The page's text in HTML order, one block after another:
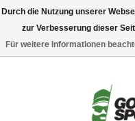
Durch die Nutzung unserer
zur Verbesserung dieser
Für weitere Informationen